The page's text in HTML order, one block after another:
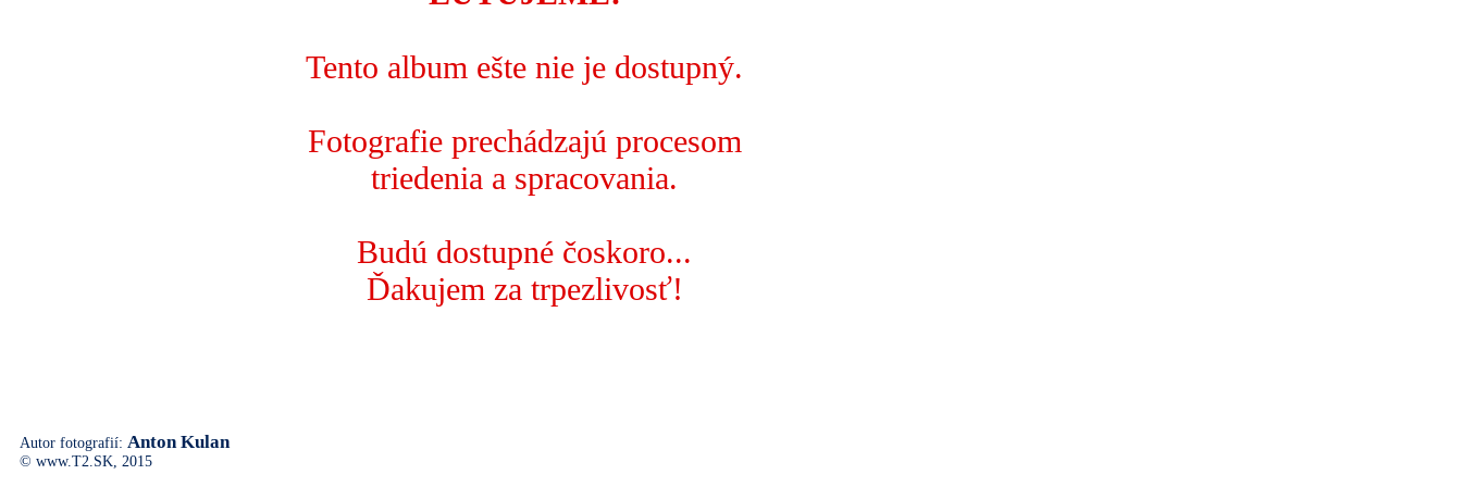
Tento album ešte nie je dostupný.
Fotografie prechádzajú procesom
triedenia a spracovania.
Budú dostupné čoskoro...
Ďakujem za trpezlivosť!
Autor fotografií: Anton Kulan
© www.T2.SK, 2015